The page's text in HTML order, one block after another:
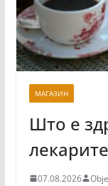
МАГАЗИН
Што е
07.08.2026